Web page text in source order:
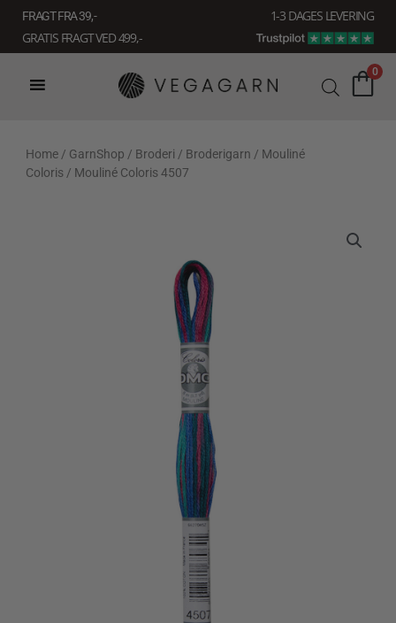
indholdet
FRAGT FRA 39, -
1-3 DAGES LEVERING
GRATIS FRAGT VED 499,-
0
Home / GarnShop / Broderi / Broderigarn / Mouliné
Coloris / Mouliné Coloris 4507